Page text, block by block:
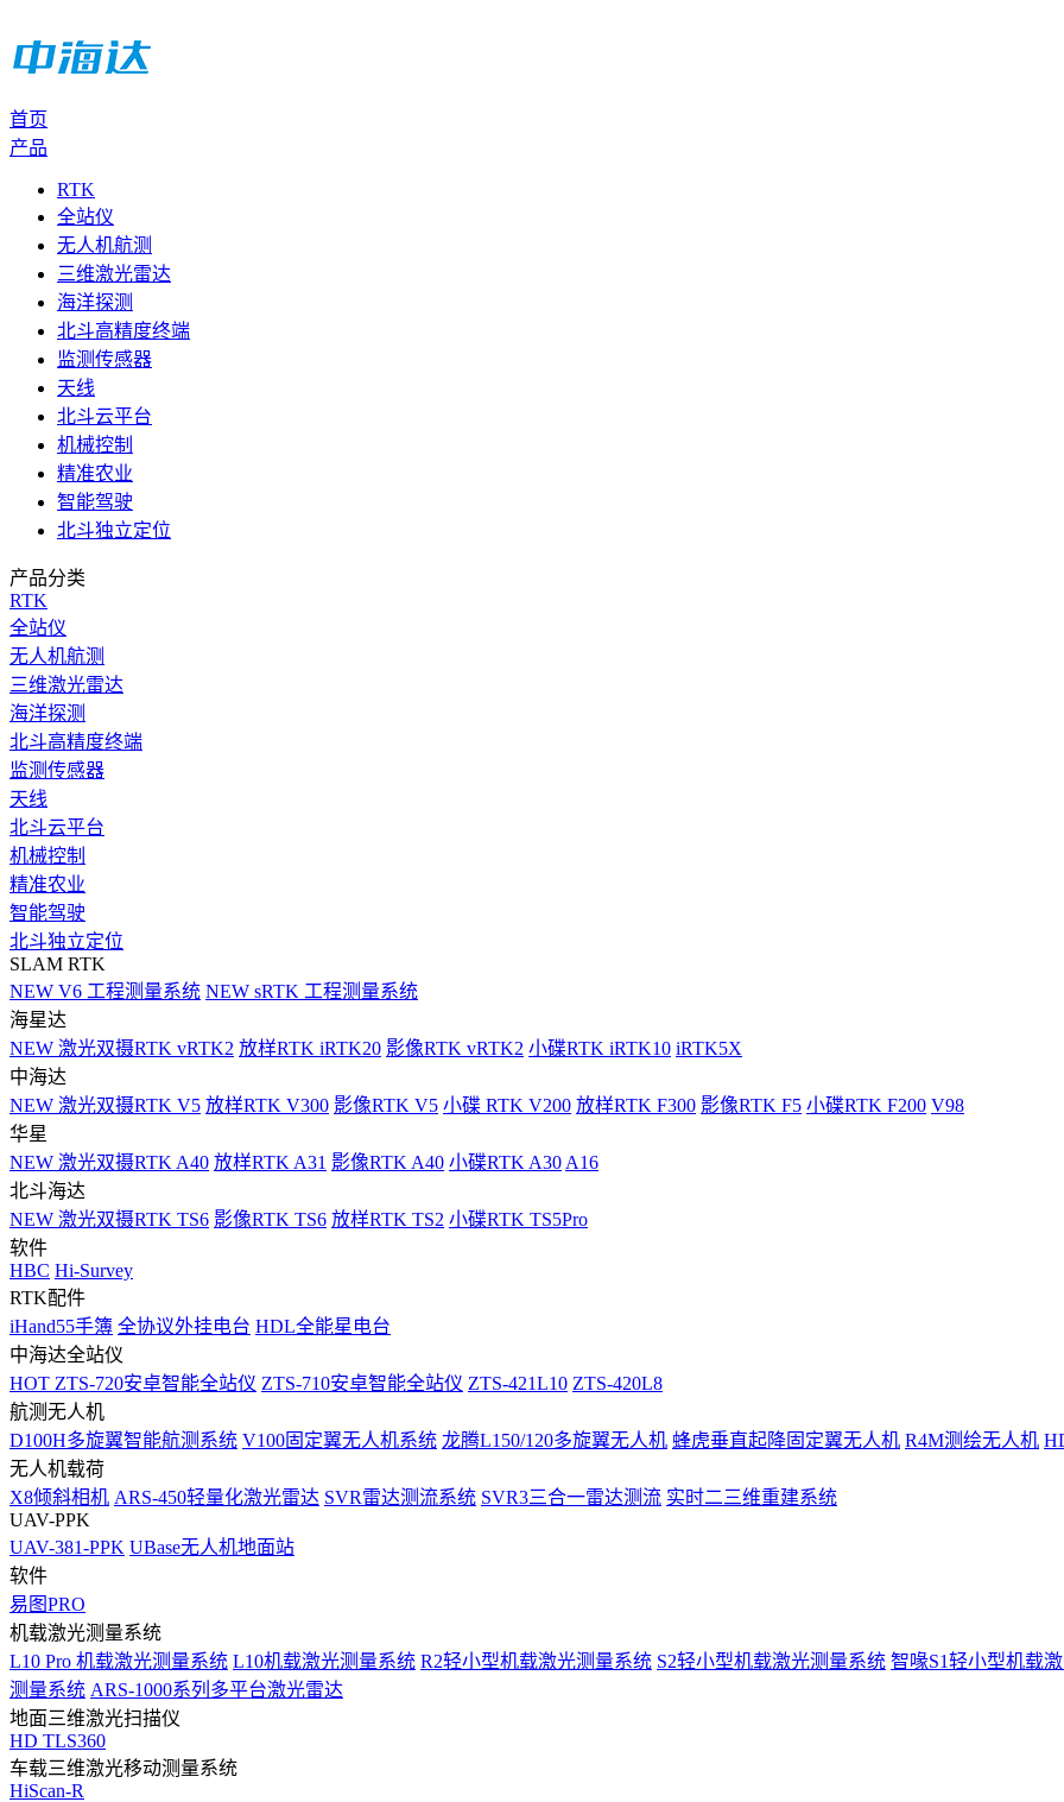
首页
产品
RTK
全站仪
无人机航测
三维激光雷达
海洋探测
北斗高精度终端
监测传感器
天线
北斗云平台
机械控制
精准农业
智能驾驶
北斗独立定位
产品分类
RTK
全站仪
无人机航测
三维激光雷达
海洋探测
北斗高精度终端
监测传感器
天线
北斗云平台
机械控制
精准农业
智能驾驶
北斗独立定位
SLAM RTK
NEW V6 工程测量系统 NEW sRTK 工程测量系统
海星达
NEW 激光双摄RTK vRTK2 放样RTK iRTK20 影像RTK vRTK2 小碟RTK iRTK10 iRTK5X
中海达
NEW 激光双摄RTK V5 放样RTK V300 影像RTK V5 小碟 RTK V200 放样RTK F300 影像RTK F5 小碟RTK F200 V98
华星
NEW 激光双摄RTK A40 放样RTK A31 影像RTK A40 小碟RTK A30 A16
北斗海达
NEW 激光双摄RTK TS6 影像RTK TS6 放样RTK TS2 小碟RTK TS5Pro
软件
HBC Hi-Survey
RTK配件
iHand55手簿 全协议外挂电台 HDL全能星电台
中海达全站仪
HOT ZTS-720安卓智能全站仪 ZTS-710安卓智能全站仪 ZTS-421L10 ZTS-420L8
航测无人机
D100H多旋翼智能航测系统 V100固定翼无人机系统 龙腾L150/120多旋翼无人机 蜂虎垂直起降固定翼无人机 R4M测绘无人机
无人机载荷
X8倾斜相机 ARS-450轻量化激光雷达 SVR雷达测流系统 SVR3三合一雷达测流 实时二三维重建系统
UAV-PPK
UAV-381-PPK UBase无人机地面站
软件
易图PRO
机载激光测量系统
L10 Pro 机载激光测量系统 L10机载激光测量系统 R2轻小型机载激光测量系统 S2轻小型机载激光测量系统 智喙S1轻小型机载
测量系统 ARS-1000系列多平台激光雷达
地面三维激光扫描仪
HD TLS360
车载三维激光移动测量系统
HiScan-R